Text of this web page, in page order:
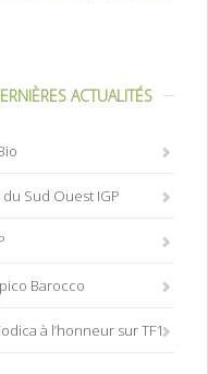
ACTUALITÉS
Sud Ouest IGP
Barocco
à l’honneur sur TF1